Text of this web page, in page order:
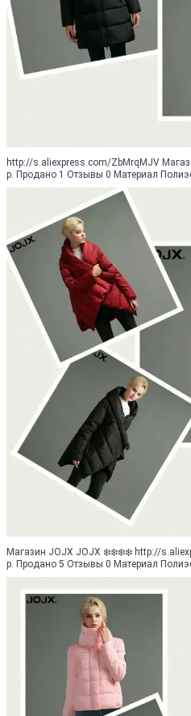
http://s.aliexpress.com/ZbMrqMJV
р. Продано 1 Отзывы 0 Материал
Магазин JOJX JOJX ❄️❄️❄️❄️ http://
р. Продано 5 Отзывы 0 Материал